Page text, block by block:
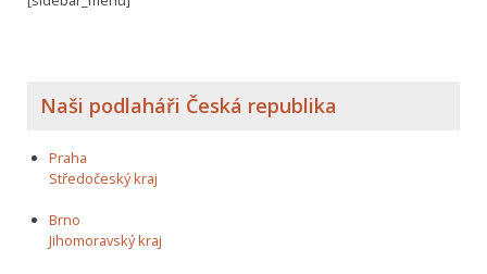
Naši podlaháři Česká republika
Praha
Středočeský kraj
Brno
Jihomoravský kraj